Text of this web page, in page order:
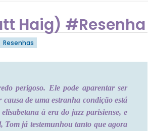
Haig) #Resenha
Resenhas
perigoso. Ele pode aparentar ser
de uma estranha condição está
à era do jazz parisiense, e
Tom já testemunhou tanto que agora